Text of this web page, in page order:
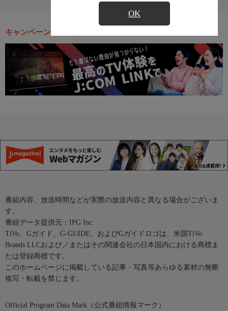
OK
キャンペーン・お得な情報
番組内容、放送時間などが実際の放送内容と異なる場合がございま
す。
番組データ提供元：IPG Inc.
TiVo、Gガイド、G-GUIDE、およびGガイドロゴは、米国TiVo
Brands LLCおよび／またはその関連会社の日本国内における商標ま
たは登録商標です。
このホームページに掲載している記事・写真等あらゆる素材の無断
複写・転載を禁じます。
Official Program Data Mark（公式番組情報マーク）